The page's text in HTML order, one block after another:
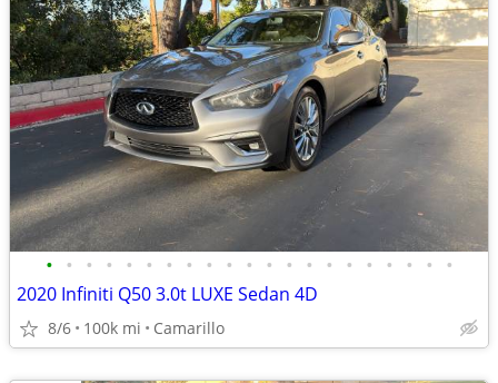
• • • • • • • • • • • • • • • • • • • • •
2020 Infiniti Q50 3.0t LUXE Sedan 4D
8/6 100k mi Camarillo